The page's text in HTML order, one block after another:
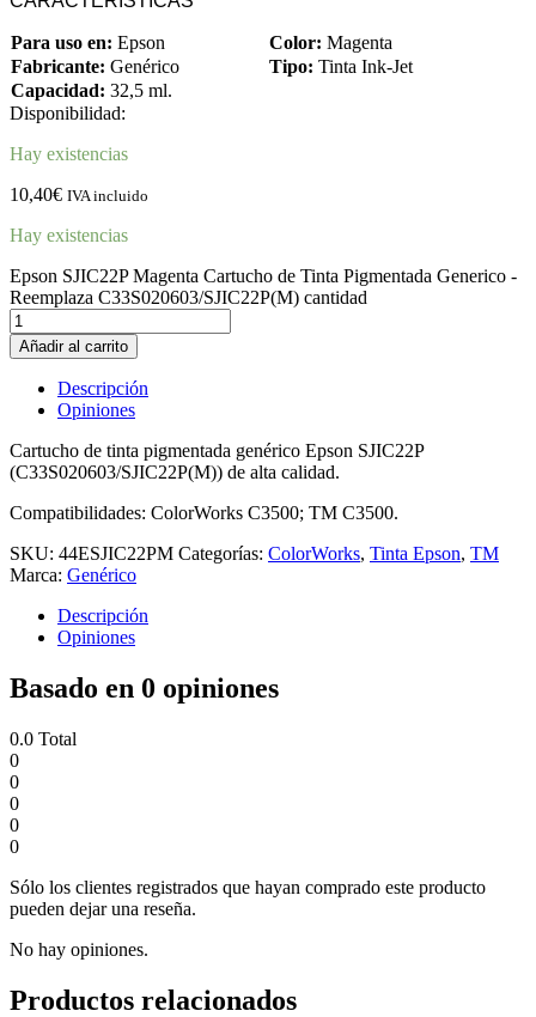
Para uso en: Epson Color: Magenta
Fabricante: Genérico Tipo: Tinta Ink-Jet
Capacidad: 32,5 ml.
Disponibilidad:
Hay existencias
10,40€ IVA incluido
Hay existencias
Epson SJIC22P Magenta Cartucho de Tinta Pigmentada Generico -
Reemplaza C33S020603/SJIC22P(M) cantidad
Añadir al carrito
Descripción
Opiniones
Cartucho de tinta pigmentada genérico Epson SJIC22P
(C33S020603/SJIC22P(M)) de alta calidad.
Compatibilidades: ColorWorks C3500; TM C3500.
SKU: 44ESJIC22PM Categorías: ColorWorks, Tinta Epson, TM
Marca: Genérico
Descripción
Opiniones
Basado en 0 opiniones
0.0 Total
0
0
0
0
0
Sólo los clientes registrados que hayan comprado este producto
pueden dejar una reseña.
No hay opiniones.
Productos relacionados